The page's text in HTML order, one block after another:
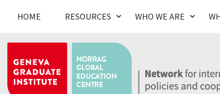
HOME RESOURCES WHO WE ARE